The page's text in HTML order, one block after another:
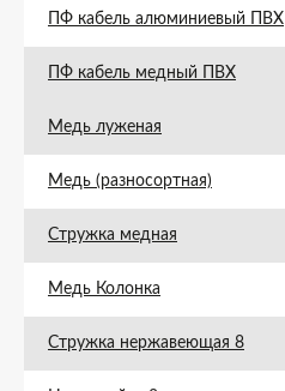
ПФ кабель алюминиевый ПВХ
ПФ кабель медный ПВХ
Медь луженая
Медь (разносортная)
Стружка медная
Медь Колонка
Стружка нержавеющая 8